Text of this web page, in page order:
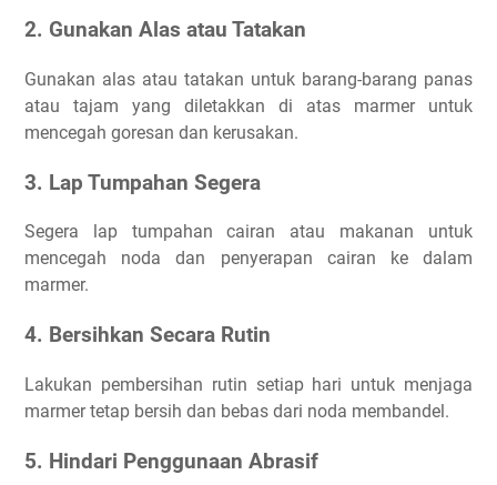
2. Gunakan Alas atau Tatakan
Gunakan alas atau tatakan untuk barang-barang panas
atau tajam yang diletakkan di atas marmer untuk
mencegah goresan dan kerusakan.
3. Lap Tumpahan Segera
Segera lap tumpahan cairan atau makanan untuk
mencegah noda dan penyerapan cairan ke dalam
marmer.
4. Bersihkan Secara Rutin
Lakukan pembersihan rutin setiap hari untuk menjaga
marmer tetap bersih dan bebas dari noda membandel.
5. Hindari Penggunaan Abrasif